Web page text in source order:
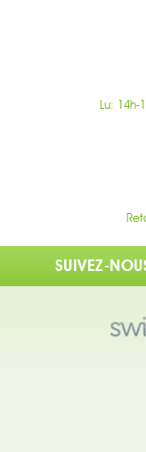
Lu: 14h-
SUIVEZ-